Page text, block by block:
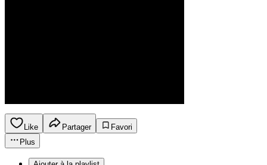
Like Partager
Favori
Plus